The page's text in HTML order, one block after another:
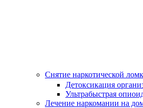
Снятие наркотической
Детоксикация
Ультрабыстрая
Лечение наркомании на